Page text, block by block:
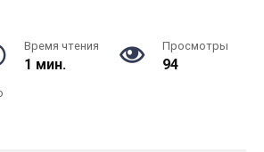
Время чтения
1 мин.
Просмотры
94